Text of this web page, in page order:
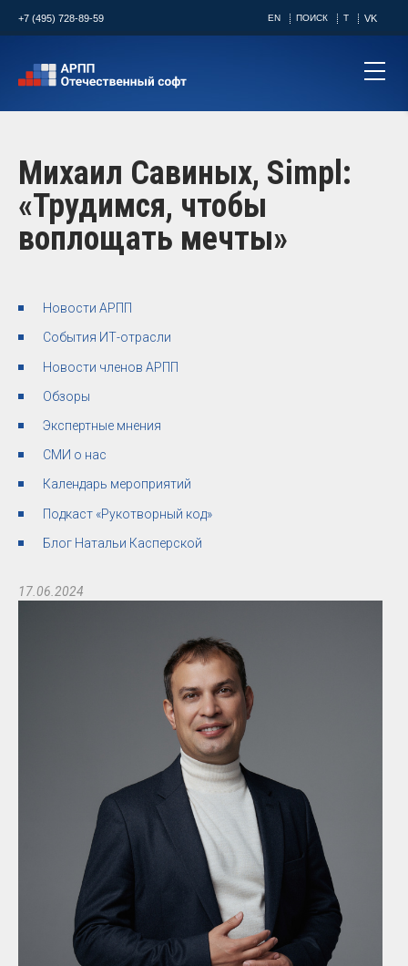
+7 (495) 728-89-59 EN ПОИСК T VK
Михаил Савиных, Simpl:
«Трудимся, чтобы
воплощать мечты»
Новости АРПП
События ИТ-отрасли
Новости членов АРПП
Обзоры
Экспертные мнения
СМИ о нас
Календарь мероприятий
Подкаст «Рукотворный код»
Блог Натальи Касперской
17.06.2024